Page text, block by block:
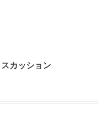
カッション